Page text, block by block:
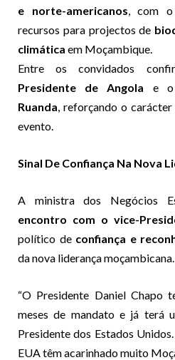
e norte-americanos, com o
recursos para projectos de
climática em Moçambique.
Entre os convidados
Presidente de Angola e o
Ruanda, reforçando o
evento.
Sinal De Confiança Na Nova
A ministra dos Negócios
encontro com o vice-
político de confiança e
da nova liderança moçambicana.
“O Presidente Daniel Chapo
meses de mandato e já terá
Presidente dos Estados
EUA têm acarinhado muito